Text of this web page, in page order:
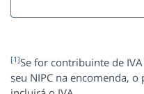
[1]Se for contribuinte de
seu NIPC na encomenda,